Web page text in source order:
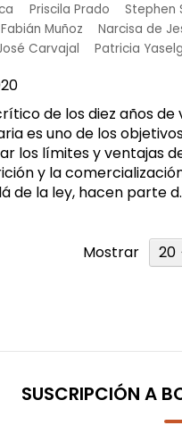
Priscila Prado Stephen
Fabián Muñoz Narcisa de
Carvajal Patricia
de los diez años
es uno de los
los límites y ventajas
y la
de la ley, hacen parte
Mostrar
SUSCRIPCIÓN A